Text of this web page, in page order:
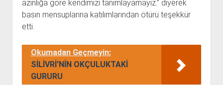
azınlığa göre kendimizi tanımlayamayız.” diyerek
basın mensuplarına katılımlarından ötürü teşekkür
etti.
Okumadan Geçmeyin:
SİLİVRİ'NİN OKÇULUKTAKİ
GURURU